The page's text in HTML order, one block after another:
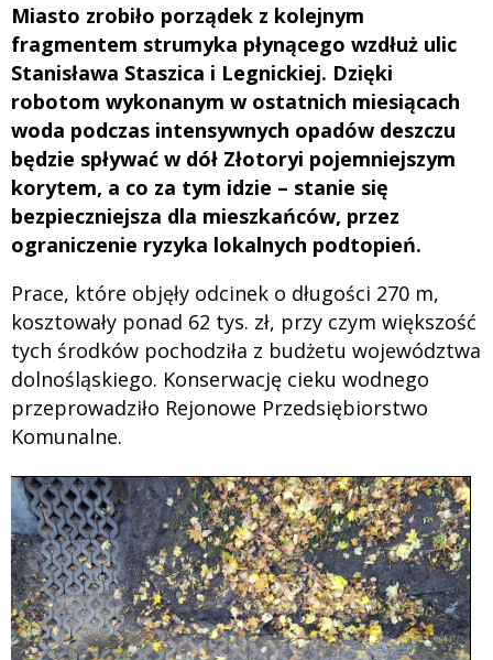
Miasto zrobiło porządek z kolejnym
fragmentem strumyka płynącego wzdłuż ulic
Stanisława Staszica i Legnickiej. Dzięki
robotom wykonanym w ostatnich miesiącach
woda podczas intensywnych opadów deszczu
będzie spływać w dół Złotoryi pojemniejszym
korytem, a co za tym idzie – stanie się
bezpieczniejsza dla mieszkańców, przez
ograniczenie ryzyka lokalnych podtopień.
Prace, które objęły odcinek o długości 270 m,
kosztowały ponad 62 tys. zł, przy czym większość
tych środków pochodziła z budżetu województwa
dolnośląskiego. Konserwację cieku wodnego
przeprowadziło Rejonowe Przedsiębiorstwo
Komunalne.